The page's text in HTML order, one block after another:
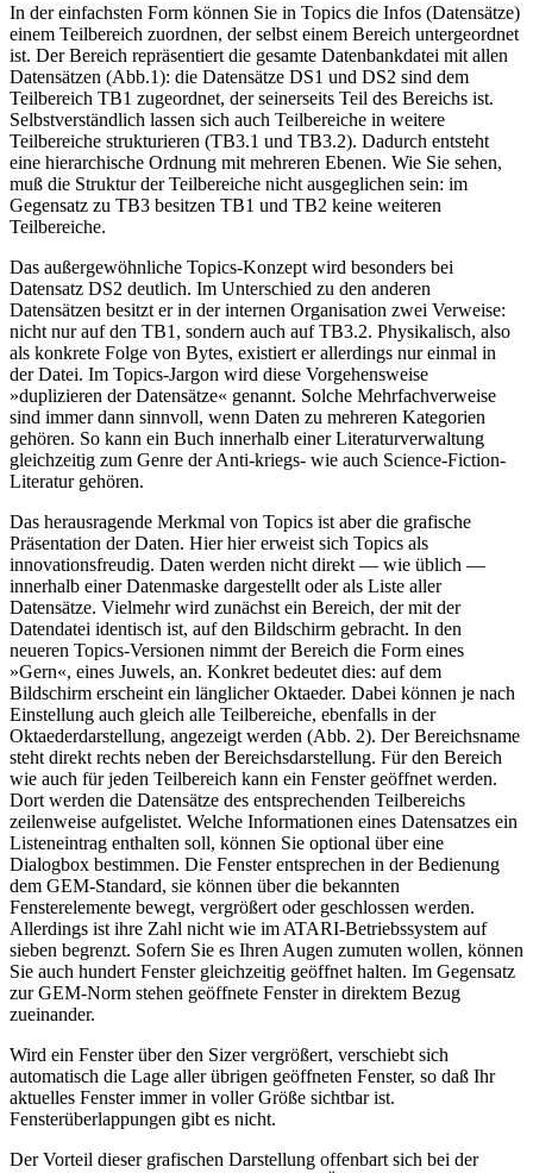
In der einfachsten Form können Sie in Topics die Infos (Datensätze)
einem Teilbereich zuordnen, der selbst einem Bereich untergeordnet
ist. Der Bereich repräsentiert die gesamte Datenbankdatei mit allen
Datensätzen (Abb.1): die Datensätze DS1 und DS2 sind dem
Teilbereich TB1 zugeordnet, der seinerseits Teil des Bereichs ist.
Selbstverständlich lassen sich auch Teilbereiche in weitere
Teilbereiche strukturieren (TB3.1 und TB3.2). Dadurch entsteht
eine hierarchische Ordnung mit mehreren Ebenen. Wie Sie sehen,
muß die Struktur der Teilbereiche nicht ausgeglichen sein: im
Gegensatz zu TB3 besitzen TB1 und TB2 keine weiteren
Teilbereiche.
Das außergewöhnliche Topics-Konzept wird besonders bei
Datensatz DS2 deutlich. Im Unterschied zu den anderen
Datensätzen besitzt er in der internen Organisation zwei Verweise:
nicht nur auf den TB1, sondern auch auf TB3.2. Physikalisch, also
als konkrete Folge von Bytes, existiert er allerdings nur einmal in
der Datei. Im Topics-Jargon wird diese Vorgehensweise
»duplizieren der Datensätze« genannt. Solche Mehrfachverweise
sind immer dann sinnvoll, wenn Daten zu mehreren Kategorien
gehören. So kann ein Buch innerhalb einer Literaturverwaltung
gleichzeitig zum Genre der Anti-kriegs- wie auch Science-Fiction-
Literatur gehören.
Das herausragende Merkmal von Topics ist aber die grafische
Präsentation der Daten. Hier hier erweist sich Topics als
innovationsfreudig. Daten werden nicht direkt — wie üblich —
innerhalb einer Datenmaske dargestellt oder als Liste aller
Datensätze. Vielmehr wird zunächst ein Bereich, der mit der
Datendatei identisch ist, auf den Bildschirm gebracht. In den
neueren Topics-Versionen nimmt der Bereich die Form eines
»Gern«, eines Juwels, an. Konkret bedeutet dies: auf dem
Bildschirm erscheint ein länglicher Oktaeder. Dabei können je nach
Einstellung auch gleich alle Teilbereiche, ebenfalls in der
Oktaederdarstellung, angezeigt werden (Abb. 2). Der Bereichsname
steht direkt rechts neben der Bereichsdarstellung. Für den Bereich
wie auch für jeden Teilbereich kann ein Fenster geöffnet werden.
Dort werden die Datensätze des entsprechenden Teilbereichs
zeilenweise aufgelistet. Welche Informationen eines Datensatzes ein
Listeneintrag enthalten soll, können Sie optional über eine
Dialogbox bestimmen. Die Fenster entsprechen in der Bedienung
dem GEM-Standard, sie können über die bekannten
Fensterelemente bewegt, vergrößert oder geschlossen werden.
Allerdings ist ihre Zahl nicht wie im ATARI-Betriebssystem auf
sieben begrenzt. Sofern Sie es Ihren Augen zumuten wollen, können
Sie auch hundert Fenster gleichzeitig geöffnet halten. Im Gegensatz
zur GEM-Norm stehen geöffnete Fenster in direktem Bezug
zueinander.
Wird ein Fenster über den Sizer vergrößert, verschiebt sich
automatisch die Lage aller übrigen geöffneten Fenster, so daß Ihr
aktuelles Fenster immer in voller Größe sichtbar ist.
Fensterüberlappungen gibt es nicht.
Der Vorteil dieser grafischen Darstellung offenbart sich bei der